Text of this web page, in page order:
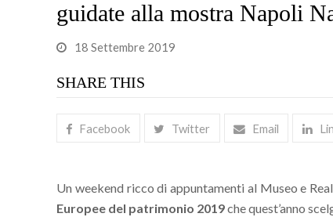
guidate alla mostra Napoli
18 Settembre 2019
SHARE THIS
Facebook Twitter Email
Un weekend ricco di appuntamenti al Museo e
Europee del patrimonio 2019che quest’anno